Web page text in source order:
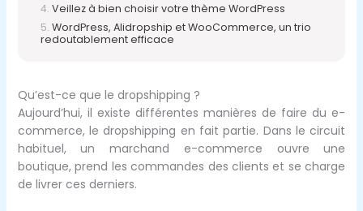
Veillez à bien choisir votre thème WordPress
WordPress, Alidropship et WooCommerce, un trio
redoutablement efficace
Qu’est-ce que le dropshipping ?
Aujourd’hui, il existe différentes manières de faire du e-
commerce, le dropshipping en fait partie. Dans le circuit
habituel, un marchand e-commerce ouvre une
boutique, prend les commandes des clients et se charge
de livrer ces derniers.